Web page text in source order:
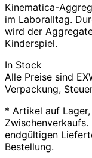
Kinematica-
im Laboralltag.
wird der
Kinderspiel.
In Stock
Alle Preise sind
Verpackung,
* Artikel auf
endgültigen
Bestellung.